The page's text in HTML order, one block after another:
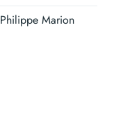
Philippe Marion